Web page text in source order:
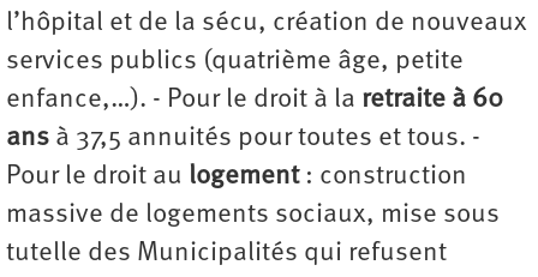
l’hôpital et de la sécu, création de nouveaux
services publics (quatrième âge, petite
enfance,…). - Pour le droit à la retraite à 60
ans à 37,5 annuités pour toutes et tous. -
Pour le droit au logement: construction
massive de logements sociaux, mise sous
tutelle des Municipalités qui refusent